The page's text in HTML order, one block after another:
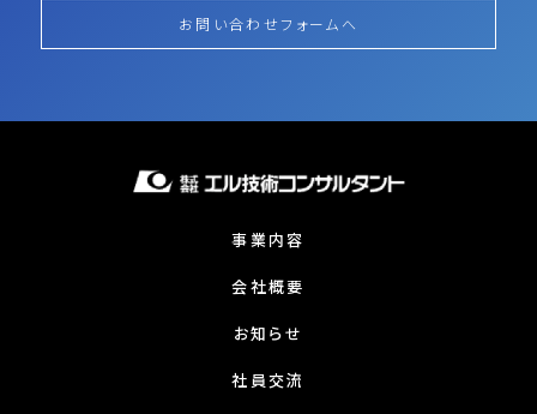
お問い合わせフォームへ
事業内容
会社概要
お知らせ
社員交流